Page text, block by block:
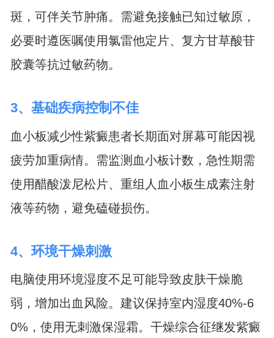
斑，可伴关节肿痛。需避免接触已知过敏原，
必要时遵医嘱使用氯雷他定片、复方甘草酸苷
胶囊等抗过敏药物。
3、基础疾病控制不佳
血小板减少性紫癜患者长期面对屏幕可能因视
疲劳加重病情。需监测血小板计数，急性期需
使用醋酸泼尼松片、重组人血小板生成素注射
液等药物，避免磕碰损伤。
4、环境干燥刺激
电脑使用环境湿度不足可能导致皮肤干燥脆
弱，增加出血风险。建议保持室内湿度40%-6
0%，使用无刺激保湿霜。干燥综合征继发紫癜